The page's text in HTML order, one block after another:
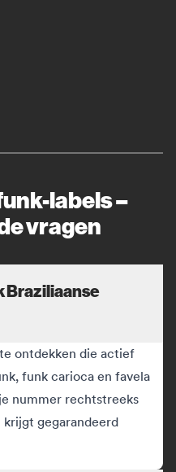
labels –
vragen
Braziliaanse
ontdekken die actief
funk carioca en favela
nummer rechtstreeks
gegarandeerd